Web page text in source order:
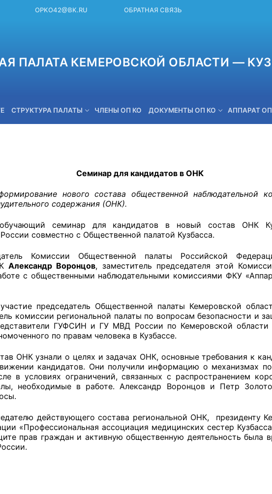
OPKO42@BK.RU ОБРАТНАЯ СВЯЗЬ
ПАЛАТА КЕМЕРОВСКОЙ ОБЛАСТИ —
СТРУКТУРА ПАЛАТЫ ЧЛЕНЫ ОП КО ДОКУМЕНТЫ ОП КО АППАРАТ
OPKO42@BK.RU ОБРАТНАЯ СВЯЗЬ
органах федеральных органов
независимой оценки качества условий
Семинар для кандидатов в ОНК
нового состава общественной наблюдательной
содержания (ОНК).
семинар для кандидатов в новый состав ОНК
совместно с Общественной палатой Кузбасса.
Комиссии Общественной палаты Российской
Александр Воронцов, заместитель председателя этой
с общественными наблюдательными комиссиями ФКУ
председатель Общественной палаты Кемеровской
комиссии региональной палаты по вопросам безопасности и
ГУФСИН и ГУ МВД России по Кемеровской области
по правам человека в Кузбассе.
ОНК узнали о целях и задачах ОНК, основные требования к
кандидатов. Они получили информацию о механизмах
в условиях ограничений, связанных с распространением
необходимые в работе. Александр Воронцов и Петр
действующего состава региональной ОНК, президенту
«Профессиональная ассоциация медицинских сестер
прав граждан и активную общественную деятельность была